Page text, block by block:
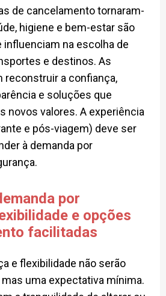
de cancelamento tornaram-
higiene e bem-estar são
na escolha de
e destinos. As
reconstruir a confiança,
e soluções que
novos valores. A experiência
e pós-viagem) deve ser
à demanda por
por
e opções
facilitadas
e flexibilidade não serão
uma expectativa mínima.